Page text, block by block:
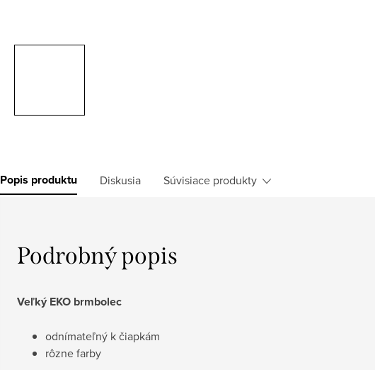
Popis produktu Diskusia Súvisiace produkty
Podrobný popis
Veľký EKO brmbolec
odnímateľný k čiapkám
rôzne farby